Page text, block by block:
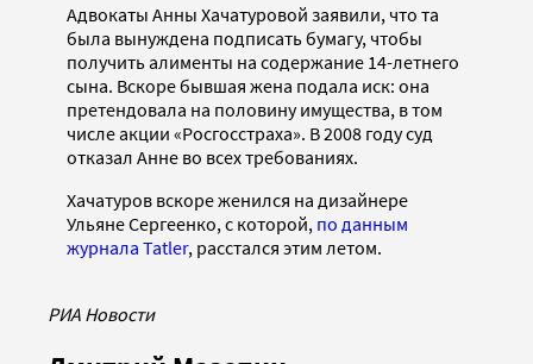
Адвокаты Анны Хачатуровой заявили, что та
была вынуждена подписать бумагу, чтобы
получить алименты на содержание 14-летнего
сына. Вскоре бывшая жена подала иск: она
претендовала на половину имущества, в том
числе акции «Росгосстраха». В 2008 году суд
отказал Анне во всех требованиях.
Хачатуров вскоре женился на дизайнере
Ульяне Сергеенко, с которой, по данным
журнала Tatler, расстался этим летом.
РИА Новости